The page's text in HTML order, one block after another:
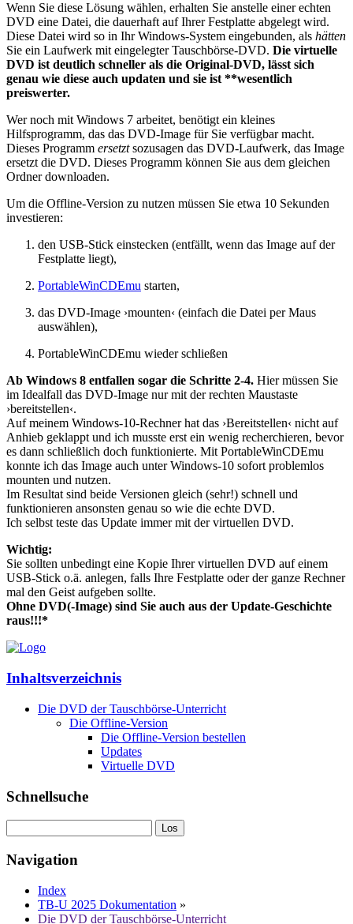
Wenn Sie diese Lösung wählen, erhalten Sie anstelle einer echten
DVD eine Datei, die dauerhaft auf Ihrer Festplatte abgelegt wird.
Diese Datei wird so in Ihr Windows-System eingebunden, als hätten
Sie ein Laufwerk mit eingelegter Tauschbörse-DVD. Die virtuelle
DVD ist deutlich schneller als die Original-DVD, lässt sich
genau wie diese auch updaten und sie ist **wesentlich
preiswerter.
Wer noch mit Windows 7 arbeitet, benötigt ein kleines
Hilfsprogramm, das das DVD-Image für Sie verfügbar macht.
Dieses Programm ersetztsozusagen das DVD-Laufwerk, das Image
ersetzt die DVD. Dieses Programm können Sie aus dem gleichen
Ordner downloaden.
Um die Offline-Version zu nutzen müssen Sie etwa 10 Sekunden
investieren:
den USB-Stick einstecken (entfällt, wenn das Image auf der
Festplatte liegt),
PortableWinCDEmu starten,
das DVD-Image ›mounten‹ (einfach die Datei per Maus
auswählen),
PortableWinCDEmu wieder schließen
Ab Windows 8 entfallen sogar die Schritte 2-4. Hier müssen Sie
im Idealfall das DVD-Image nur mit der rechten Maustaste
›bereitstellen‹.
Auf meinem Windows-10-Rechner hat das ›Bereitstellen‹ nicht auf
Anhieb geklappt und ich musste erst ein wenig recherchieren, bevor
es dann schließlich doch funktionierte. Mit PortableWinCDEmu
konnte ich das Image auch unter Windows-10 sofort problemlos
mounten und nutzen.
Im Resultat sind beide Versionen gleich (sehr!) schnell und
funktionieren ansonsten genau so wie die echte DVD.
Ich selbst teste das Update immer mit der virtuellen DVD.
Wichtig:
Sie sollten unbedingt eine Kopie Ihrer virtuellen DVD auf einem
USB-Stick o.ä. anlegen, falls Ihre Festplatte oder der ganze Rechner
mal den Geist aufgeben sollte.
Ohne DVD(-Image) sind Sie auch aus der Update-Geschichte
raus!!!*
Inhaltsverzeichnis
Die DVD der Tauschbörse-Unterricht
Die Offline-Version
Die Offline-Version bestellen
Updates
Virtuelle DVD
Schnellsuche
Navigation
Index
TB-U 2025 Dokumentation »
Die DVD der Tauschbörse-Unterricht